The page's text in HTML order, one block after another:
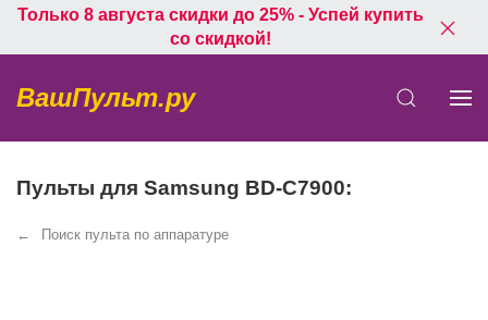
Только 8 августа скидки до 25% - Успей купить
со скидкой!
ВашПульт.ру
Пульты для Samsung BD-C7900:
Поиск пульта по аппаратуре